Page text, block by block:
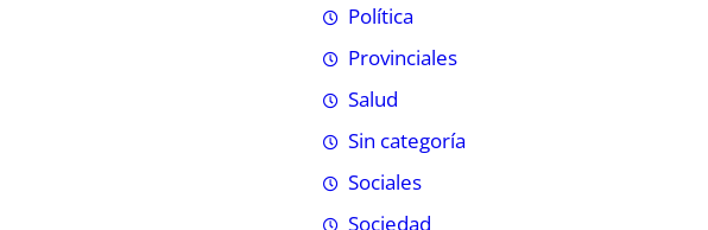
Política
Provinciales
Salud
Sin categoría
Sociales
Sociedad